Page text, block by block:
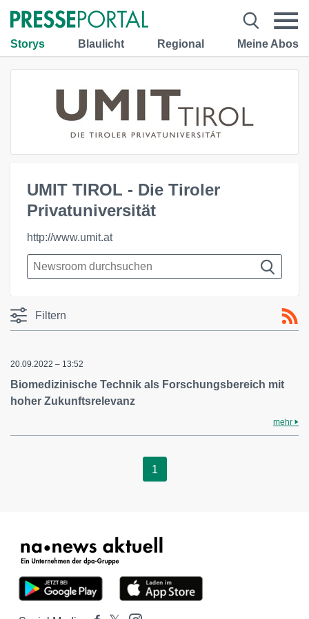
Storys Blaulicht Regional Meine Abos
UMIT TIROL - Die Tiroler
Privatuniversität
http://www.umit.at
Filtern
20.09.2022 – 13:52
Biomedizinische Technik als Forschungsbereich mit
hoher Zukunftsrelevanz
mehr
1